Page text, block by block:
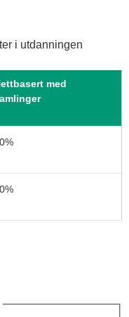
i utdanningen
med